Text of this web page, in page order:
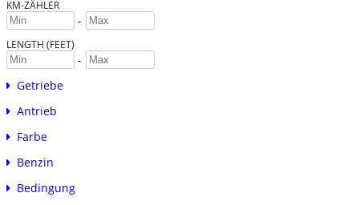
KM-ZÄHLER
-
LENGTH (FEET)
-
Getriebe
Antrieb
Farbe
Benzin
Bedingung